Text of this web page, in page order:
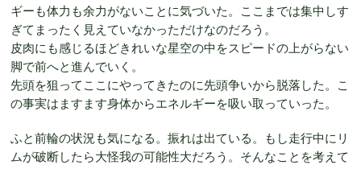
ギーも体力も余力がないことに気づいた。ここまでは集中しす
ぎてまったく見えていなかっただけなのだろう。
皮肉にも感じるほどきれいな星空の中をスピードの上がらない
脚で前へと進んでいく。
先頭を狙ってここにやってきたのに先頭争いから脱落した。こ
の事実はますます身体からエネルギーを吸い取っていった。
ふと前輪の状況も気になる。振れは出ている。もし走行中にリ
ムが破断したら大怪我の可能性大だろう。そんなことを考えて